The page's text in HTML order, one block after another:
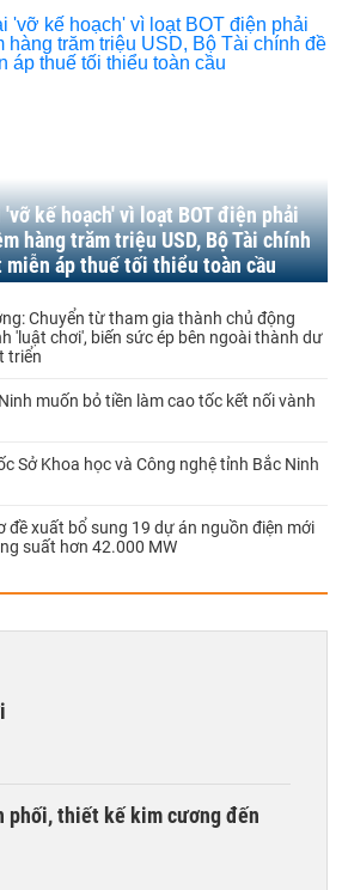
'vỡ kế hoạch' vì loạt BOT điện phải
hàng trăm triệu USD, Bộ Tài chính
miễn áp thuế tối thiểu toàn cầu
Chuyển từ tham gia thành chủ động
'luật chơi', biến sức ép bên ngoài thành dư
triển
muốn bỏ tiền làm cao tốc kết nối vành
Sở Khoa học và Công nghệ tỉnh Bắc Ninh
đề xuất bổ sung 19 dự án nguồn điện mới
suất hơn 42.000 MW
phối, thiết kế kim cương đến